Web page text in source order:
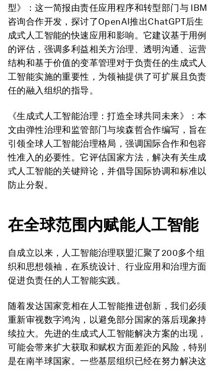
型》
：这一简报由责任应用程序和转型部门与 IBM
咨询合作开发，探讨了OpenAI推出ChatGPT后生
成式人工智能的快速应用和影响。它建议基于用例
的评估，强调多利益相关方治理、透明沟通、运营
结构和基于价值的变革管理对于负责任的生成式人
工智能实施的重要性，为领袖提供了可扩展且负责
任的融入组织的指导。
《生成式人工智能治理：打造全球共同未来》
：本
文由弹性治理和监管部门与埃森哲合作编写，旨在
引领全球人工智能治理格局，强调国际合作和包容
性准入的必要性。它评估国家方法，解决有关生成
式人工智能的关键辩论，并倡导国际协调和标准以
防止分裂。
在全球范围内赋能人工智能
自成立以来，人工智能治理联盟汇聚了200多个组
织和思想领袖，在系统设计、行业应用和治理方面
促进负责任的人工智能实践。
随着发达国家竞相在人工智能推进创新，我们必须
重新审视数字鸿沟，以避免部分国家的落后现象持
续拉大。先进的生成式人工智能解决方案的出现，
可能会带来扩大获取和赋权方面差距的风险，特别
是在南半球国家。一些基层组织已经在努力解决这